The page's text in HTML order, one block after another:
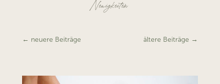
Neuigkeiten
← neuere Beiträge ältere Beiträge →